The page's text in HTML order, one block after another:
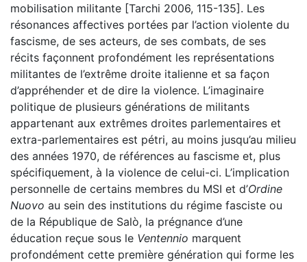
mobilisation militante [Tarchi 2006, 115-135]. Les
résonances affectives portées par l’action violente du
fascisme, de ses acteurs, de ses combats, de ses
récits façonnent profondément les représentations
militantes de l’extrême droite italienne et sa façon
d’appréhender et de dire la violence. L’imaginaire
politique de plusieurs générations de militants
appartenant aux extrêmes droites parlementaires et
extra-parlementaires est pétri, au moins jusqu’au milieu
des années 1970, de références au fascisme et, plus
spécifiquement, à la violence de celui-ci. L’implication
personnelle de certains membres du MSI et d’Ordine
Nuovo au sein des institutions du régime fasciste ou
de la République de Salò, la prégnance d’une
éducation reçue sous le Ventennio marquent
profondément cette première génération qui forme les